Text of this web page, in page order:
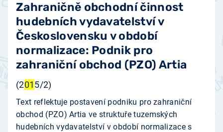
Zahraničně obchodní činnost
hudebních vydavatelství v
Československu v období
normalizace: Podnik pro
zahraniční obchod (PZO) Artia
(2015/2)
Text reflektuje postavení podniku pro zahraniční
obchod (PZO) Artia ve struktuře tuzemských
hudebních vydavatelství v období normalizace s